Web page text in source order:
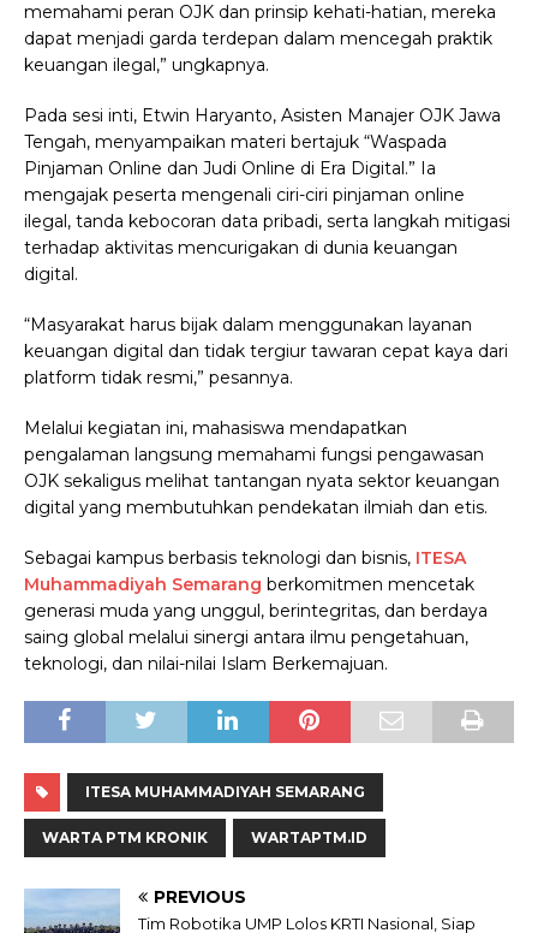
memahami peran OJK dan prinsip kehati-hatian, mereka
dapat menjadi garda terdepan dalam mencegah praktik
keuangan ilegal,” ungkapnya.
Pada sesi inti, Etwin Haryanto, Asisten Manajer OJK Jawa
Tengah, menyampaikan materi bertajuk “Waspada
Pinjaman Online dan Judi Online di Era Digital.” Ia
mengajak peserta mengenali ciri-ciri pinjaman online
ilegal, tanda kebocoran data pribadi, serta langkah mitigasi
terhadap aktivitas mencurigakan di dunia keuangan
digital.
“Masyarakat harus bijak dalam menggunakan layanan
keuangan digital dan tidak tergiur tawaran cepat kaya dari
platform tidak resmi,” pesannya.
Melalui kegiatan ini, mahasiswa mendapatkan
pengalaman langsung memahami fungsi pengawasan
OJK sekaligus melihat tantangan nyata sektor keuangan
digital yang membutuhkan pendekatan ilmiah dan etis.
Sebagai kampus berbasis teknologi dan bisnis, ITESA
Muhammadiyah Semarang berkomitmen mencetak
generasi muda yang unggul, berintegritas, dan berdaya
saing global melalui sinergi antara ilmu pengetahuan,
teknologi, dan nilai-nilai Islam Berkemajuan.
ITESA MUHAMMADIYAH SEMARANG
WARTA PTM KRONIK WARTAPTM.ID
PREVIOUS
Tim Robotika UMP Lolos KRTI Nasional, Siap